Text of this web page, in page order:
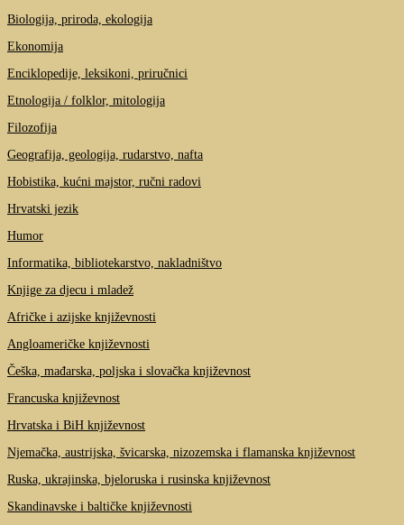
Biologija, priroda, ekologija
Ekonomija
Enciklopedije, leksikoni, priručnici
Etnologija / folklor, mitologija
Filozofija
Geografija, geologija, rudarstvo, nafta
Hobistika, kućni majstor, ručni radovi
Hrvatski jezik
Humor
Informatika, bibliotekarstvo, nakladništvo
Knjige za djecu i mladež
Afričke i azijske književnosti
Angloameričke književnosti
Češka, mađarska, poljska i slovačka književnost
Francuska književnost
Hrvatska i BiH književnost
Njemačka, austrijska, švicarska, nizozemska i flamanska književnost
Ruska, ukrajinska, bjeloruska i rusinska književnost
Skandinavske i baltičke književnosti